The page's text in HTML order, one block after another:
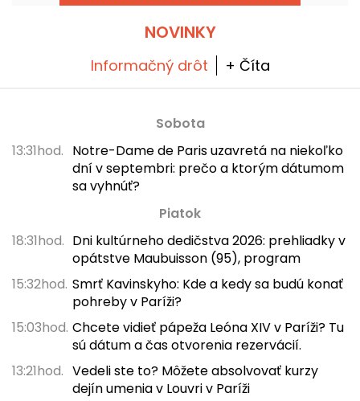
NOVINKY
Informačný drôt + Číta
Sobota
13:31hod. Notre-Dame de Paris uzavretá na niekoľko
dní v septembri: prečo a ktorým dátumom
sa vyhnúť?
Piatok
18:31hod. Dni kultúrneho dedičstva 2026: prehliadky v
opátstve Maubuisson (95), program
15:32hod. Smrť Kavinskyho: Kde a kedy sa budú konať
pohreby v Paríži?
15:03hod. Chcete vidieť pápeža Leóna XIV v Paríži? Tu
sú dátum a čas otvorenia rezervácií.
13:21hod. Vedeli ste to? Môžete absolvovať kurzy
dejín umenia v Louvri v Paríži